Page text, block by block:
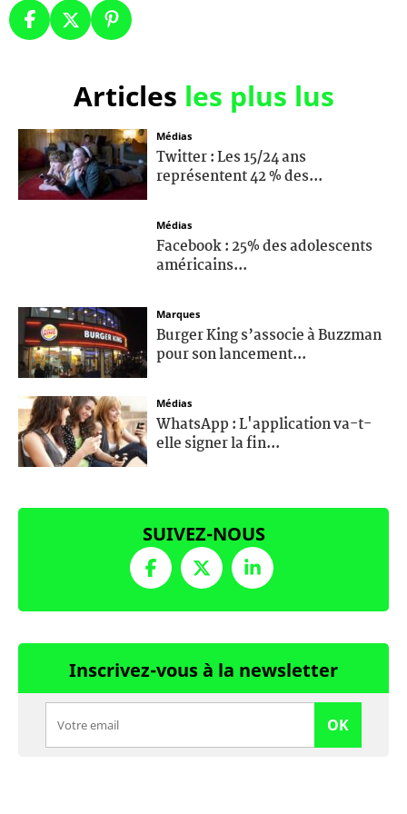
Articles les plus lus
Médias
Twitter : Les 15/24 ans
représentent 42 % des...
Médias
Facebook : 25% des adolescents
américains...
Marques
Burger King s’associe à Buzzman
pour son lancement...
Médias
WhatsApp : L'application va-t-
elle signer la fin...
SUIVEZ-NOUS
Inscrivez-vous à la newsletter
OK